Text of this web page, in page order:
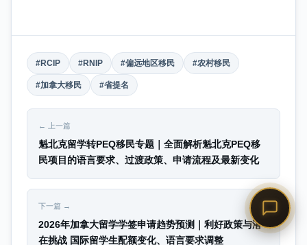
#RCIP #RNIP #偏远地区移民 #农村移民
#加拿大移民 #省提名
← 上一篇
魁北克留学转PEQ移民专题｜全面解析魁北克PEQ移
民项目的语言要求、过渡政策、申请流程及最新变化
下一篇 →
2026年加拿大留学学签申请趋势预测｜利好政策与潜
在挑战 国际留学生配额变化、语言要求调整